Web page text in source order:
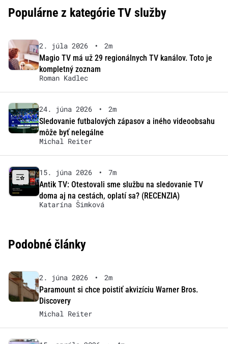
Populárne z kategórie TV služby
2. júla 2026 •
2m
Magio TV má už 29 regionálnych TV kanálov. Toto je
kompletný zoznam
Roman Kadlec
24. júna 2026 •
2m
Sledovanie futbalových zápasov a iného videoobsahu
môže byť nelegálne
Michal Reiter
15. júna 2026 •
7m
Antik TV: Otestovali sme službu na sledovanie TV
doma aj na cestách, oplatí sa? (RECENZIA)
Katarína Šimková
Podobné články
2. júna 2026 •
2m
Paramount si chce poistiť akvizíciu Warner Bros.
Discovery
Michal Reiter